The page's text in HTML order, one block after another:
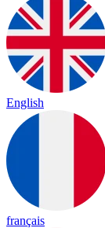
English
français